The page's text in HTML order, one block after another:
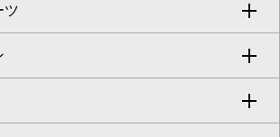
ー
ト
ト
ツ
丈パンツ
パンツ
ト
スカート
ツ
ト・スーツ
ット
ブルゾン